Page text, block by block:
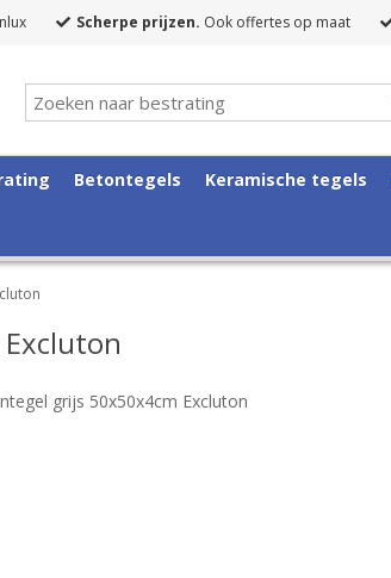
Scherpe prijzen. Ook offertes op maat
Betontegels Keramische tegels
grijs 50x50x4cm Excluton